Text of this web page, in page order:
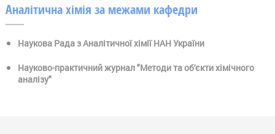
Аналітична хімія за межами кафедри
Наукова Рада з Аналітичної хімії НАН України
Науково-практичний журнал "Методи та об'єкти хімічного
аналізу"